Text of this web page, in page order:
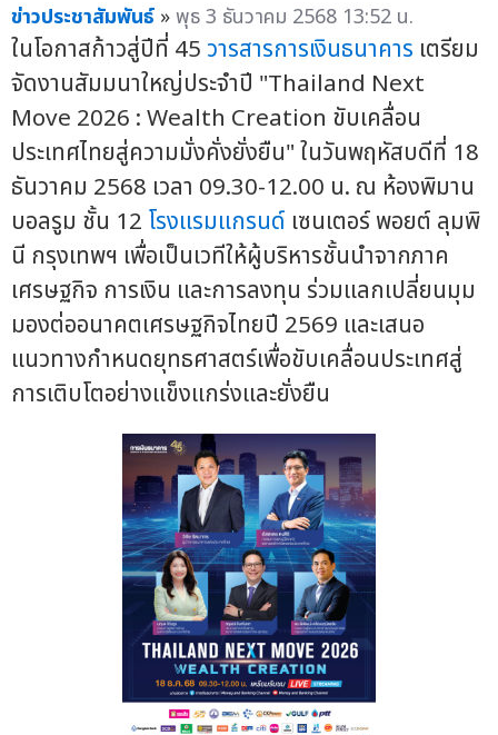
ข่าวประชาสัมพันธ์ »พุธ 3 ธันวาคม 2568 13:52 น.
ในโอกาสก้าวสู่ปีที่ 45 วารสารการเงินธนาคาร เตรียม
จัดงานสัมมนาใหญ่ประจำปี "Thailand Next
Move 2026 : Wealth Creation ขับเคลื่อน
ประเทศไทยสู่ความมั่งคั่งยั่งยืน" ในวันพฤหัสบดีที่ 18
ธันวาคม 2568 เวลา 09.30-12.00 น. ณ ห้องพิมาน
บอลรูม ชั้น 12 โรงแรมแกรนด์ เซนเตอร์ พอยต์ ลุมพิ
นี กรุงเทพฯ เพื่อเป็นเวทีให้ผู้บริหารชั้นนำจากภาค
เศรษฐกิจ การเงิน และการลงทุน ร่วมแลกเปลี่ยนมุม
มองต่ออนาคตเศรษฐกิจไทยปี 2569 และเสนอ
แนวทางกำหนดยุทธศาสตร์เพื่อขับเคลื่อนประเทศสู่
การเติบโตอย่างแข็งแกร่งและยั่งยืน